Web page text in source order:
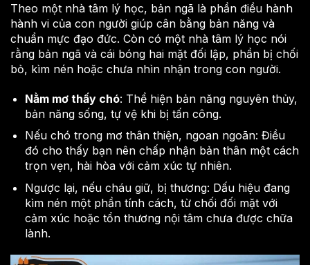
Theo một nhà tâm lý học, bản ngã là phần điều hành
hành vi của con người giúp cân bằng bản năng và
chuẩn mực đạo đức. Còn có một nhà tâm lý học nói
rằng bản ngã và cái bóng hai mặt đối lập, phần bị chối
bỏ, kìm nén hoặc chưa nhìn nhận trong con người.
Nằm mơ thấy chó: Thể hiện bản năng nguyên thủy,
bản năng sống, tự vệ khi bị tấn công.
Nếu chó trong mơ thân thiện, ngoan ngoãn: Điều
đó cho thấy bạn nên chấp nhận bản thân một cách
trọn vẹn, hài hòa với cảm xúc tự nhiên.
Ngược lại, nếu cháu giữ, bị thương: Dấu hiệu đang
kìm nén một phần tính cách, từ chối đối mặt với
cảm xúc hoặc tổn thương nội tâm chưa được chữa
lành.